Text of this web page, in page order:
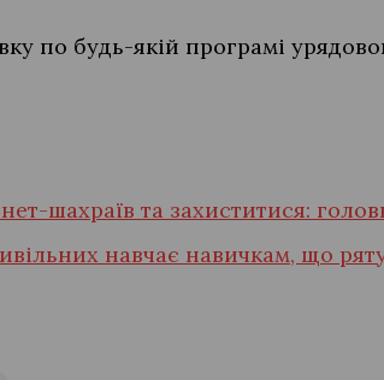
по будь-якій програмі
шахраїв та захиститися:
навчає навичкам, що